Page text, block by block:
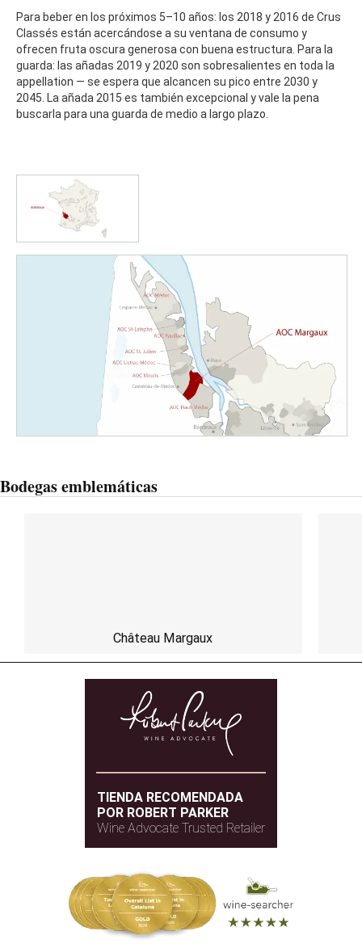
Para beber en los próximos 5–10 años: los 2018 y 2016 de Crus
Classés están acercándose a su ventana de consumo y
ofrecen fruta oscura generosa con buena estructura. Para la
guarda: las añadas 2019 y 2020 son sobresalientes en toda la
appellation — se espera que alcancen su pico entre 2030 y
2045. La añada 2015 es también excepcional y vale la pena
buscarla para una guarda de medio a largo plazo.
Bodegas emblemáticas
Château Margaux
TIENDA RECOMENDADA
POR ROBERT PARKER
Wine Advocate Trusted Retailer